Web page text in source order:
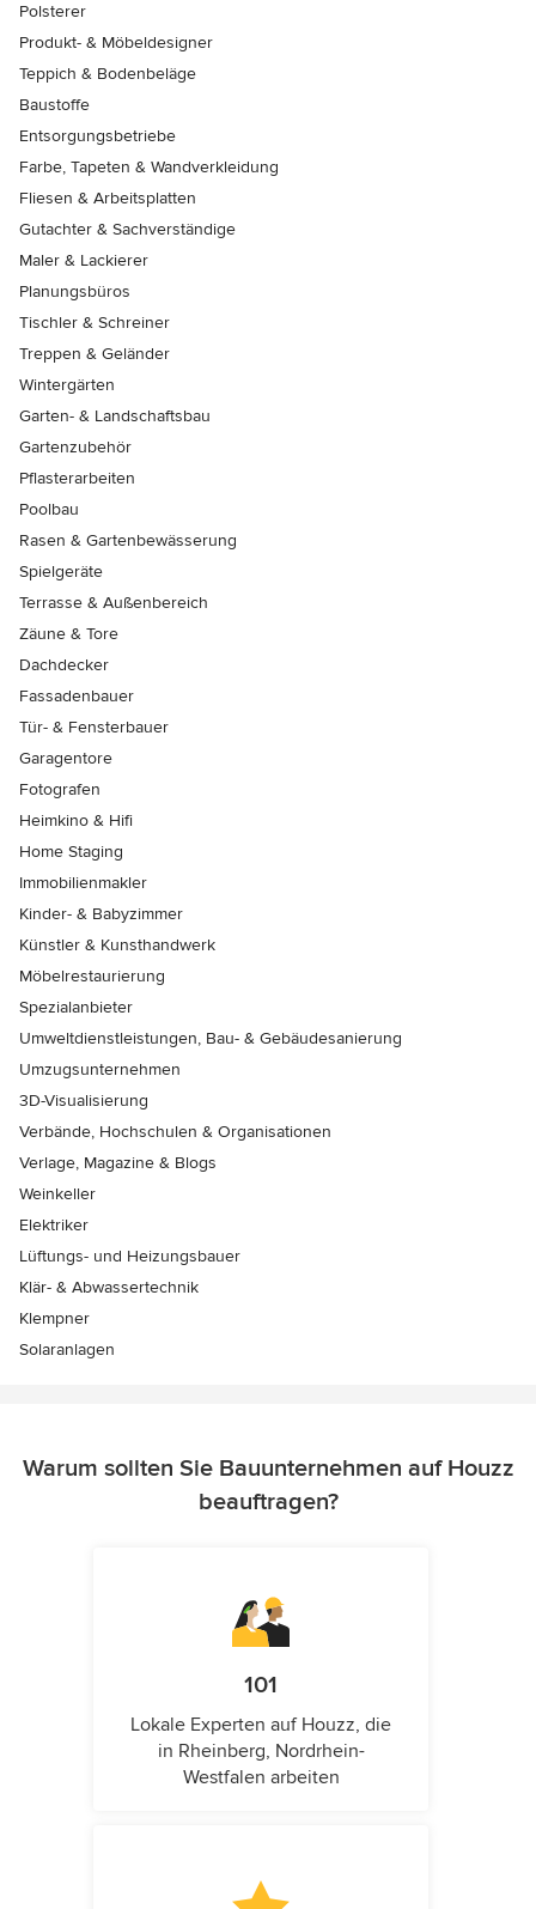
Polsterer
Produkt- & Möbeldesigner
Teppich & Bodenbeläge
Baustoffe
Entsorgungsbetriebe
Farbe, Tapeten & Wandverkleidung
Fliesen & Arbeitsplatten
Gutachter & Sachverständige
Maler & Lackierer
Planungsbüros
Tischler & Schreiner
Treppen & Geländer
Wintergärten
Garten- & Landschaftsbau
Gartenzubehör
Pflasterarbeiten
Poolbau
Rasen & Gartenbewässerung
Spielgeräte
Terrasse & Außenbereich
Zäune & Tore
Dachdecker
Fassadenbauer
Tür- & Fensterbauer
Garagentore
Fotografen
Heimkino & Hifi
Home Staging
Immobilienmakler
Kinder- & Babyzimmer
Künstler & Kunsthandwerk
Möbelrestaurierung
Spezialanbieter
Umweltdienstleistungen, Bau- & Gebäudesanierung
Umzugsunternehmen
3D-Visualisierung
Verbände, Hochschulen & Organisationen
Verlage, Magazine & Blogs
Weinkeller
Elektriker
Lüftungs- und Heizungsbauer
Klär- & Abwassertechnik
Klempner
Solaranlagen
Warum sollten Sie Bauunternehmen auf Houzz
beauftragen?
101
Lokale Experten auf Houzz, die
in Rheinberg, Nordrhein-
Westfalen arbeiten